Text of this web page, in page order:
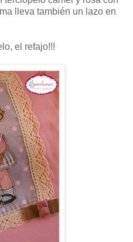
lleva también un lazo en
el refajo!!!